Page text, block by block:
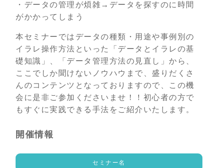
・データの管理が煩雑→データを探すのに時間
がかかってしまう
本セミナーではデータの種類・用途や事例別の
イラレ操作方法といった「データとイラレの基
礎知識」、「データ管理方法の見直し」から、
ここでしか聞けないノウハウまで、盛りだくさ
んのコンテンツとなっておりますので、この機
会に是非ご参加くださいませ！！初心者の方で
もすぐに実践できる手法をご紹介いたします。
開催情報
セミナー名